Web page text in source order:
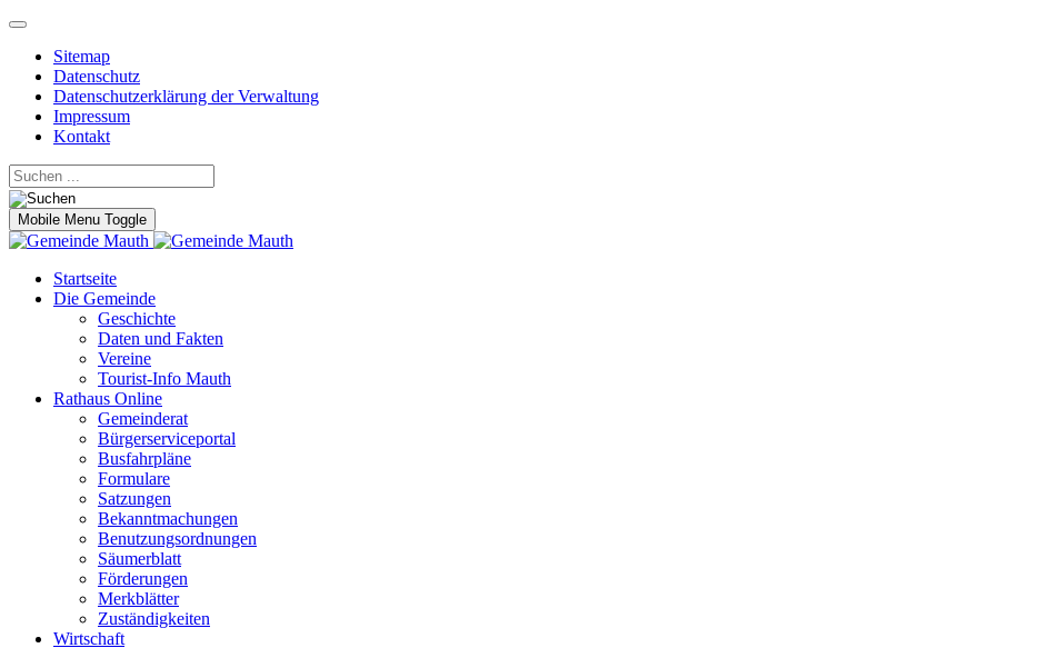
Sitemap
Datenschutz
Datenschutzerklärung der Verwaltung
Impressum
Kontakt
Mobile Menu Toggle
Startseite
Die Gemeinde
Geschichte
Daten und Fakten
Vereine
Tourist-Info Mauth
Rathaus Online
Gemeinderat
Bürgerserviceportal
Busfahrpläne
Formulare
Satzungen
Bekanntmachungen
Benutzungsordnungen
Säumerblatt
Förderungen
Merkblätter
Zuständigkeiten
Wirtschaft